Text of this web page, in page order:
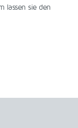
wurden sowohl